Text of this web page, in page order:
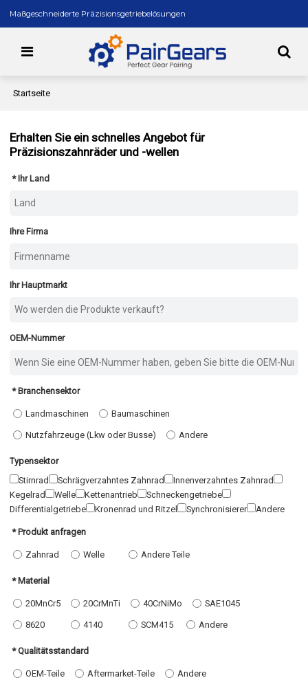
Maßgeschneiderte Präzisionsgetriebelösungen
Startseite
Erhalten Sie ein schnelles Angebot für
Präzisionszahnräder und -wellen
Ihr Land
Ihre Firma
Ihr Hauptmarkt
OEM-Nummer
Branchensektor
Landmaschinen Baumaschinen
Nutzfahrzeuge (Lkw oder Busse) Andere
Typensektor
Stirnrad
Schrägverzahntes Zahnrad
Innenverzahntes Zahnrad
Kegelrad
Welle Kettenantrieb
Schneckengetriebe
Differentialgetriebe
Kronenrad und Ritzel Synchronisierer Andere
Produkt anfragen
Zahnrad Welle Andere Teile
Material
20MnCr5 20CrMnTi 40CrNiMo SAE1045
8620 4140 SCM415 Andere
Qualitätsstandard
OEM-Teile Aftermarket-Teile Andere